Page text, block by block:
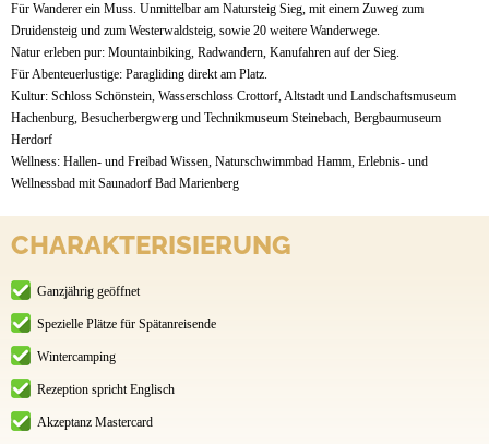
Für Wanderer ein Muss. Unmittelbar am Natursteig Sieg, mit einem Zuweg zum
Druidensteig und zum Westerwaldsteig, sowie 20 weitere Wanderwege.
Natur erleben pur: Mountainbiking, Radwandern, Kanufahren auf der Sieg.
Für Abenteuerlustige: Paragliding direkt am Platz.
Kultur: Schloss Schönstein, Wasserschloss Crottorf, Altstadt und Landschaftsmuseum
Hachenburg, Besucherbergwerg und Technikmuseum Steinebach, Bergbaumuseum
Herdorf
Wellness: Hallen- und Freibad Wissen, Naturschwimmbad Hamm, Erlebnis- und
Wellnessbad mit Saunadorf Bad Marienberg
CHARAKTERISIERUNG
Ganzjährig geöffnet
Spezielle Plätze für Spätanreisende
Wintercamping
Rezeption spricht Englisch
Akzeptanz Mastercard